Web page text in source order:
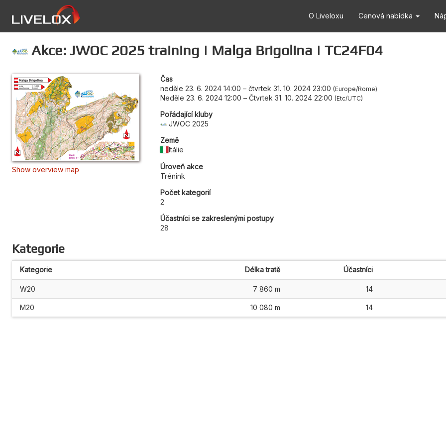
O Liveloxu Cenová nabídka
Akce: JWOC 2025 training | Malga Brigolina | TC24F04
Show overview map
Čas
neděle 23. 6. 2024 14:00 – čtvrtek 31. 10. 2024 23:00 Europe/Rome
Neděle 23. 6. 2024 12:00 – Čtvrtek 31. 10. 2024 22:00 Etc/UTC
Pořádající kluby
JWOC 2025
Země
Itálie
Úroveň akce
Trénink
Počet kategorií
2
Účastníci se zakreslenými postupy
28
Kategorie
Kategorie Délka tratě Účastníci
W20 7 860 m 14
M20 10 080 m 14